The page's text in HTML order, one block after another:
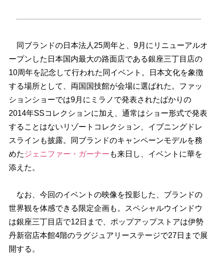
同ブランドの日本法人25周年と、9月にリニューアルオ
ープンした日本国内最大の路面店である銀座三丁目店の
10周年を記念して行われた同イベント。日本文化を象徴
する場所として、両国国技館が会場に選ばれた。ファッ
ションショーでは9月にミラノで発表されたばかりの
2014年SSコレクションに加え、通常はショー形式で発表
することはないリゾートコレクション、イブニングドレ
スラインも披露。同ブランドのキャンペーンモデルを務
めた ジェニファー・ガーナー も来日し、イベントに華を
添えた。
なお、今回のイベントの映像を投影した、ブランドの
世界観を体感できる限定企画も。スペシャルウインドウ
は銀座三丁目店で12日まで、ポップアップストアは伊勢
丹新宿店本館4階のラグジュアリーステージで27日まで展
開する。